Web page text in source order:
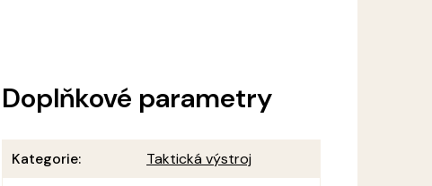
Doplňkové parametry
Kategorie:
Taktická výstroj